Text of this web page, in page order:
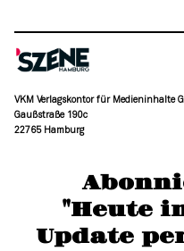
"Heute
VKM Verlagskontor für Medieninhalte
Gaußstraße 190c
22765 Hamburg
moc.grubmah-enezs@ofni